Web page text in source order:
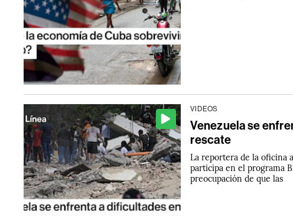
VIDEOS
Venezuela se
rescate
La reportera de la oficina
participa en el programa
preocupación de que las